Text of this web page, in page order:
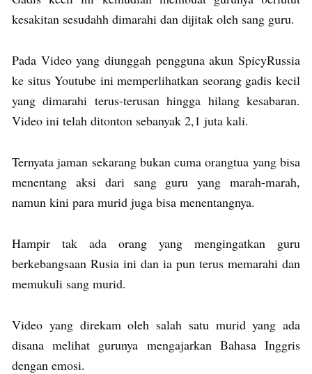
kesakitan sesudahh dimarahi dan dijitak oleh sang guru.
Pada Video yang diunggah pengguna akun SpicyRussia
ke situs Youtube ini memperlihatkan seorang gadis kecil
yang dimarahi terus-terusan hingga hilang kesabaran.
Video ini telah ditonton sebanyak 2,1 juta kali.
Ternyata jaman sekarang bukan cuma orangtua yang bisa
menentang aksi dari sang guru yang marah-marah,
namun kini para murid juga bisa menentangnya.
Hampir tak ada orang yang mengingatkan guru
berkebangsaan Rusia ini dan ia pun terus memarahi dan
memukuli sang murid.
Video yang direkam oleh salah satu murid yang ada
disana melihat gurunya mengajarkan Bahasa Inggris
dengan emosi.